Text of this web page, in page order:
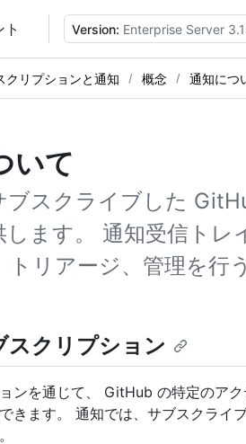
Version: Enterprise Server
クリプションと通知 概念 通知につ
いて
ブスクライブした
します。 通知受信トレ
トリアージ、管理を行
スクリプション
ンを通じて、 GitHub の特定のア
きます。 通知では、サブスクライ